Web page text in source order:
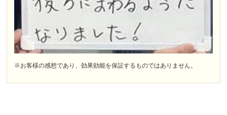
※お客様の感想であり、効果効能を保証するものではありません。